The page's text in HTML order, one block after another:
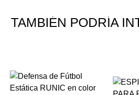
TAMBIÉN PODRÍA